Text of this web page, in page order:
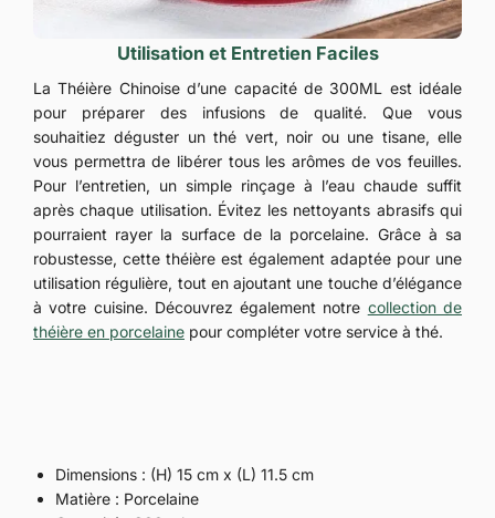
Utilisation et Entretien Faciles
La Théière Chinoise d’une capacité de 300ML est idéale
pour préparer des infusions de qualité. Que vous
souhaitiez déguster un thé vert, noir ou une tisane, elle
vous permettra de libérer tous les arômes de vos feuilles.
Pour l’entretien, un simple rinçage à l’eau chaude suffit
après chaque utilisation. Évitez les nettoyants abrasifs qui
pourraient rayer la surface de la porcelaine. Grâce à sa
robustesse, cette théière est également adaptée pour une
utilisation régulière, tout en ajoutant une touche d’élégance
à votre cuisine. Découvrez également notre collection de
théière en porcelaine pour compléter votre service à thé.
Dimensions : (H) 15 cm x (L) 11.5 cm
Matière : Porcelaine